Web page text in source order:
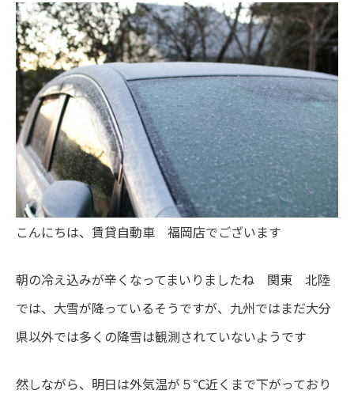
こんにちは、賃貸自動車 福岡店でございます
朝の冷え込みが辛くなってまいりましたね 関東 北陸
では、大雪が降っているそうですが、九州ではまだ大分
県以外では多くの降雪は観測されていないようです
然しながら、明日は外気温が５℃近くまで下がっており